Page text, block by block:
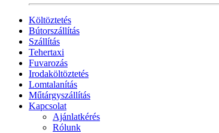
Költöztetés
Bútorszállítás
Szállítás
Tehertaxi
Fuvarozás
Irodaköltöztetés
Lomtalanítás
Műtárgyszállítás
Kapcsolat
Ajánlatkérés
Rólunk